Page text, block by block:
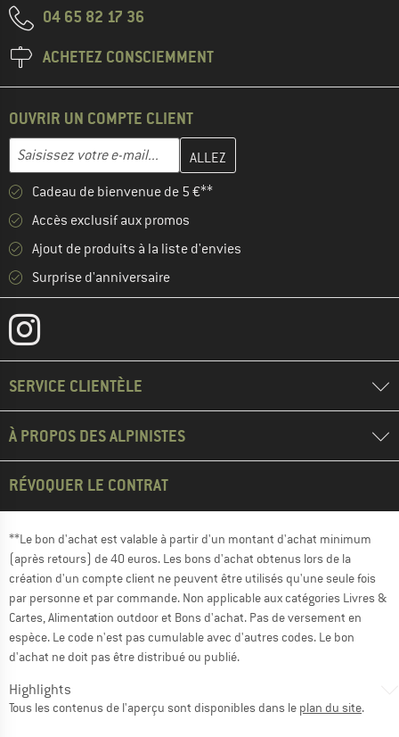
04 65 82 17 36
ACHETEZ CONSCIEMMENT
OUVRIR UN COMPTE CLIENT
Adresse e-mail
Entrez votre adresse e-mail ici et créez votre compte client à la
Cadeau de bienvenue de 5 €**
Accès exclusif aux promos
Ajout de produits à la liste d'envies
Surprise d'anniversaire
SERVICE CLIENTÈLE
À PROPOS DES ALPINISTES
RÉVOQUER LE CONTRAT
**Le bon d'achat est valable à partir d'un montant d'achat minimum
(après retours) de 40 euros. Les bons d'achat obtenus lors de la
création d'un compte client ne peuvent être utilisés qu'une seule fois
par personne et par commande. Non applicable aux catégories Livres &
Cartes, Alimentation outdoor et Bons d'achat. Pas de versement en
espèce. Le code n'est pas cumulable avec d'autres codes. Le bon
d'achat ne doit pas être distribué ou publié.
Highlights
Tous les contenus de l'aperçu sont disponibles dans le plan du site.